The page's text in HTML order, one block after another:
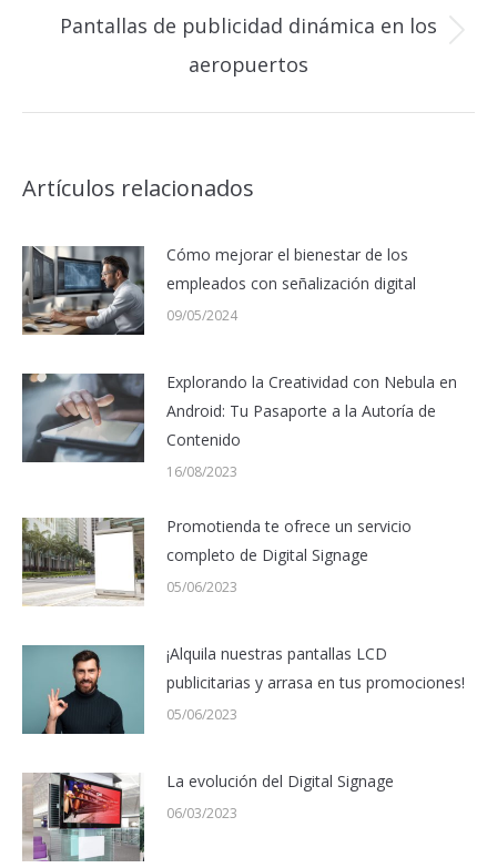
siguiente:
Pantallas de publicidad dinámica en los
aeropuertos
Artículos relacionados
Cómo mejorar el bienestar de los
empleados con señalización digital
09/05/2024
Explorando la Creatividad con Nebula en
Android: Tu Pasaporte a la Autoría de
Contenido
16/08/2023
Promotienda te ofrece un servicio
completo de Digital Signage
05/06/2023
¡Alquila nuestras pantallas LCD
publicitarias y arrasa en tus promociones!
05/06/2023
La evolución del Digital Signage
06/03/2023